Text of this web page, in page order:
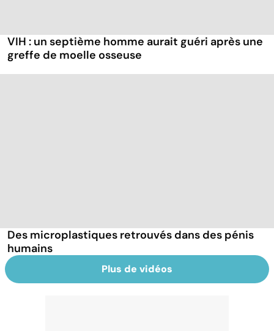
VIH : un septième homme aurait guéri après une
greffe de moelle osseuse
Des microplastiques retrouvés dans des pénis
humains
Plus de vidéos